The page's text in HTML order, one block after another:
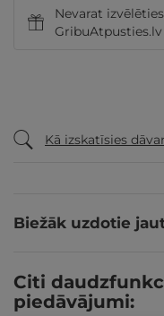
Nevarat
Kā izskatīsies
Biežāk uzdotie
Citi
piedāvājumi: